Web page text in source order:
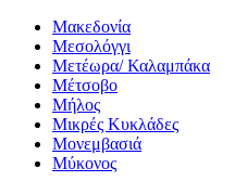
Μακεδονία
Μεσολόγγι
Μετέωρα/ Καλαμπάκα
Μέτσοβο
Μήλος
Μικρές Κυκλάδες
Μονεμβασιά
Μύκονος